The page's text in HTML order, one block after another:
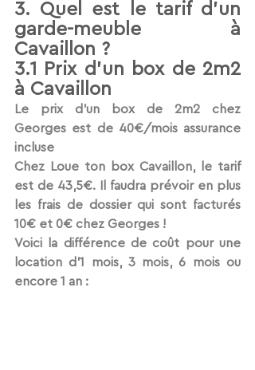
3. Quel est le tarif d'un
garde-meuble à
Cavaillon ?
3.1 Prix d'un box de 2m2
à Cavaillon
Le prix d’un box de 2m2 chez
Georges est de 40€/mois assurance
incluse
Chez Loue ton box Cavaillon, le tarif
est de 43,5€. Il faudra prévoir en plus
les frais de dossier qui sont facturés
10€ et 0€ chez Georges !
Voici la différence de coût pour une
location d'1 mois, 3 mois, 6 mois ou
encore 1 an :